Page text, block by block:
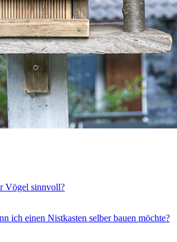
Vögel sinnvoll?
ich einen Nistkasten selber bauen möchte?